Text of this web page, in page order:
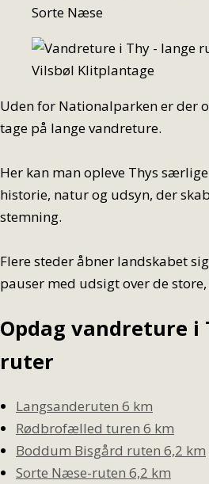
Sorte Næse
Vilsbøl Klitplantage
Uden for Nationalparken er der
tage på lange vandreture.
Her kan man opleve Thys
historie, natur og udsyn, der
stemning.
Flere steder åbner landskabet
pauser med udsigt over de
Opdag vandreture i
ruter
Langsanderuten 6 km
Rødbrofælled turen 6 km
Boddum Bisgård ruten 6,2 km
Sorte Næse-ruten 6,2 km